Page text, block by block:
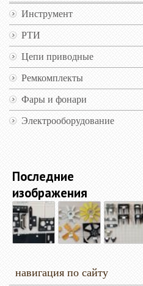
Инструмент
РТИ
Цепи приводные
Ремкомплекты
Фары и фонари
Электрооборудование
Последние
изображения
навигация по сайту